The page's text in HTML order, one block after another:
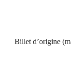
Billet d’origine